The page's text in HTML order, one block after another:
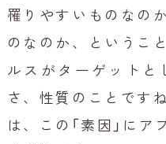
罹りやすいものなの
のなのか、というこ
ルスがターゲットと
さ、性質のことです
は、この「素因」に